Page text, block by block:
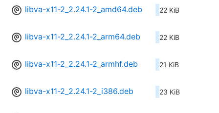
libva-x11-2_2.24.1-2_amd64.deb 22 KiB
libva-x11-2_2.24.1-2_arm64.deb 22 KiB
libva-x11-2_2.24.1-2_armhf.deb 21 KiB
libva-x11-2_2.24.1-2_i386.deb 23 KiB